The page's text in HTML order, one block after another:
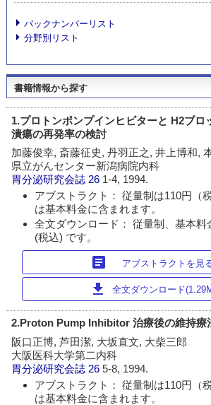
バックナンバーリスト
分野別リスト
書籍情報から探す
1.プロトンポンプインヒビターと H2ブロ
潰瘍の再発率の検討
加藤俊幸, 斎藤征史, 丹羽正之, 井上博和,
県立がんセンター新潟病院内科
胃分泌研究会誌 26 1-4, 1994.
アブストラクト： 従量制は110円（
は基本料金に含まれます。
全文ダウンロード： 従量制、基本料
(税込) です。
article アブストラクトを見
download 全文ダウンロード
2.Proton Pump Inhibitor 治療後の維持療
阪口正博, 芦田潔, 大坂直文, 大柴三郎
大阪医科大学第二内科
胃分泌研究会誌 265-8, 1994.
アブストラクト： 従量制は110円（
は基本料金に含まれます。